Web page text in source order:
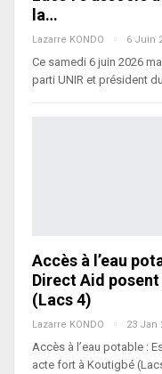
la…
Lazarre KONDO 6 Juin
Ce samedi 6 juin 2026
parti UNIR et président
Accès à l’eau
Direct Aid
(Lacs 4)
Lazarre KONDO 23 Jan
Accès à l’eau potable :
acte fort à Koutigbé